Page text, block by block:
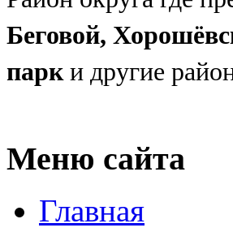
Беговой,
парк и другие
Меню сайта
Главная